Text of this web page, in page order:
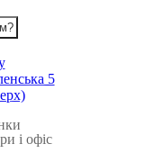
5
і офіс